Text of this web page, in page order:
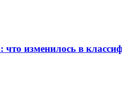
что изменилось в